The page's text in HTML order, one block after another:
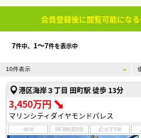
会員登録後に閲覧可能になる
7件中、 1〜7件を表示中
港区海岸３丁目 田町駅 徒歩 13分
3,450万円
マリンシティダイヤモンドパレス
NEW 現地見学会 おすすめ